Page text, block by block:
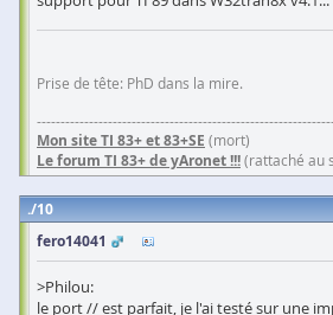
Prise de tête: PhD dans la mire.
Mon site TI 83+ et 83+SE (mort)
Le forum TI 83+ de yAronet !!!(rattaché au
10
fero14041
>Philou:
le port // est parfait, je l'ai testé sur une